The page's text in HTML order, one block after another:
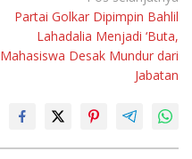
Partai Golkar Dipimpin Bahlil
Lahadalia Menjadi ‘Buta,
Mahasiswa Desak Mundur dari
Jabatan